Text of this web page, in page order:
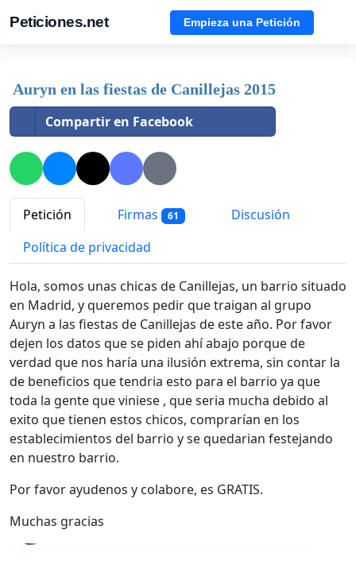
Peticiones.net Empieza una Petición
Auryn en las fiestas de Canillejas 2015
Compartir en Facebook
Petición Firmas 61
Discusión
Política de privacidad
Hola, somos unas chicas de Canillejas, un barrio situado
en Madrid, y queremos pedir que traigan al grupo
Auryn a las fiestas de Canillejas de este año. Por favor
dejen los datos que se piden ahí abajo porque de
verdad que nos haría una ilusión extrema, sin contar la
de beneficios que tendria esto para el barrio ya que
toda la gente que viniese , que seria mucha debido al
exito que tienen estos chicos, comprarían en los
establecimientos del barrio y se quedarian festejando
en nuestro barrio.
Por favor ayudenos y colabore, es GRATIS.
Muchas gracias